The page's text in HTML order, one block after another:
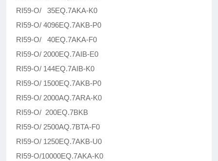
RI59-O/ 35EQ.7AKA-K0
RI59-O/ 4096EQ.7AKB-P0
RI59-O/ 40EQ.7AKA-F0
RI59-O/ 2000EQ.7AIB-E0
RI59-O/ 144EQ.7AIB-K0
RI59-O/ 1500EQ.7AKB-P0
RI59-O/ 2000AQ.7ARA-K0
RI59-O/ 200EQ.7BKB
RI59-O/ 2500AQ.7BTA-F0
RI59-O/ 1250EQ.7AKB-U0
RI59-O/10000EQ.7AKA-K0